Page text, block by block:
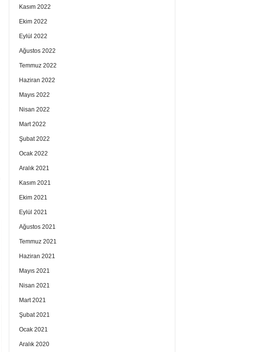
Kasım 2022
Ekim 2022
Eylül 2022
Ağustos 2022
Temmuz 2022
Haziran 2022
Mayıs 2022
Nisan 2022
Mart 2022
Şubat 2022
Ocak 2022
Aralık 2021
Kasım 2021
Ekim 2021
Eylül 2021
Ağustos 2021
Temmuz 2021
Haziran 2021
Mayıs 2021
Nisan 2021
Mart 2021
Şubat 2021
Ocak 2021
Aralık 2020